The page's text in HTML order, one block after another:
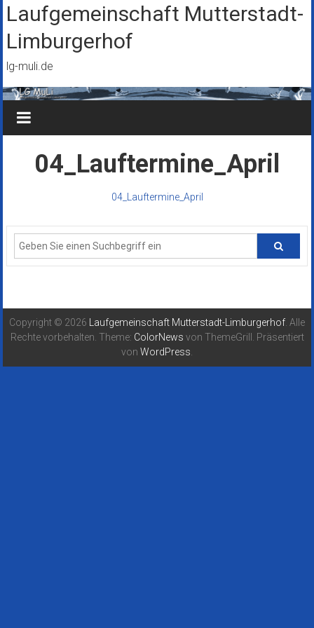
Zum
Inhalt
springen
Laufgemeinschaft Mutterstadt-
Limburgerhof
lg-muli.de
04_Lauftermine_April
04_Lauftermine_April
Copyright © 2026 Laufgemeinschaft Mutterstadt-Limburgerhof . Alle
Rechte vorbehalten. Theme: ColorNews von ThemeGrill. Präsentiert
von WordPress